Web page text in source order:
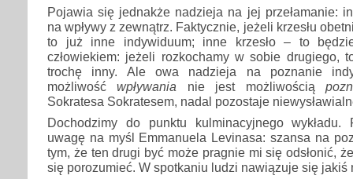
Pojawia się jednakże nadzieja na jej przełamanie:
na wpływy z zewnątrz. Faktycznie, jeżeli krzesłu
to już inne indywiduum; inne krzesło – to
człowiekiem: jeżeli rozkochamy w sobie drugiego,
trochę inny. Ale owa nadzieja na poznanie
możliwośćwpływania nie jest możliwością
Sokratesa Sokratesem, nadal pozostaje
Dochodzimy do punktu kulminacyjnego wykładu.
uwagę na myśl Emmanuela Levinasa: szansa na
tym, że ten drugi być może pragnie mi się odsłonić,
się porozumieć. W spotkaniu ludzi nawiązuje się jakiś